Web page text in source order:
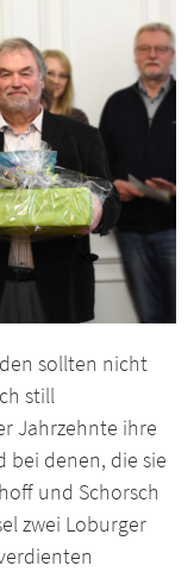
sollten nicht
still
Jahrzehnte ihre
bei denen, die sie
und Schorsch
zwei Loburger